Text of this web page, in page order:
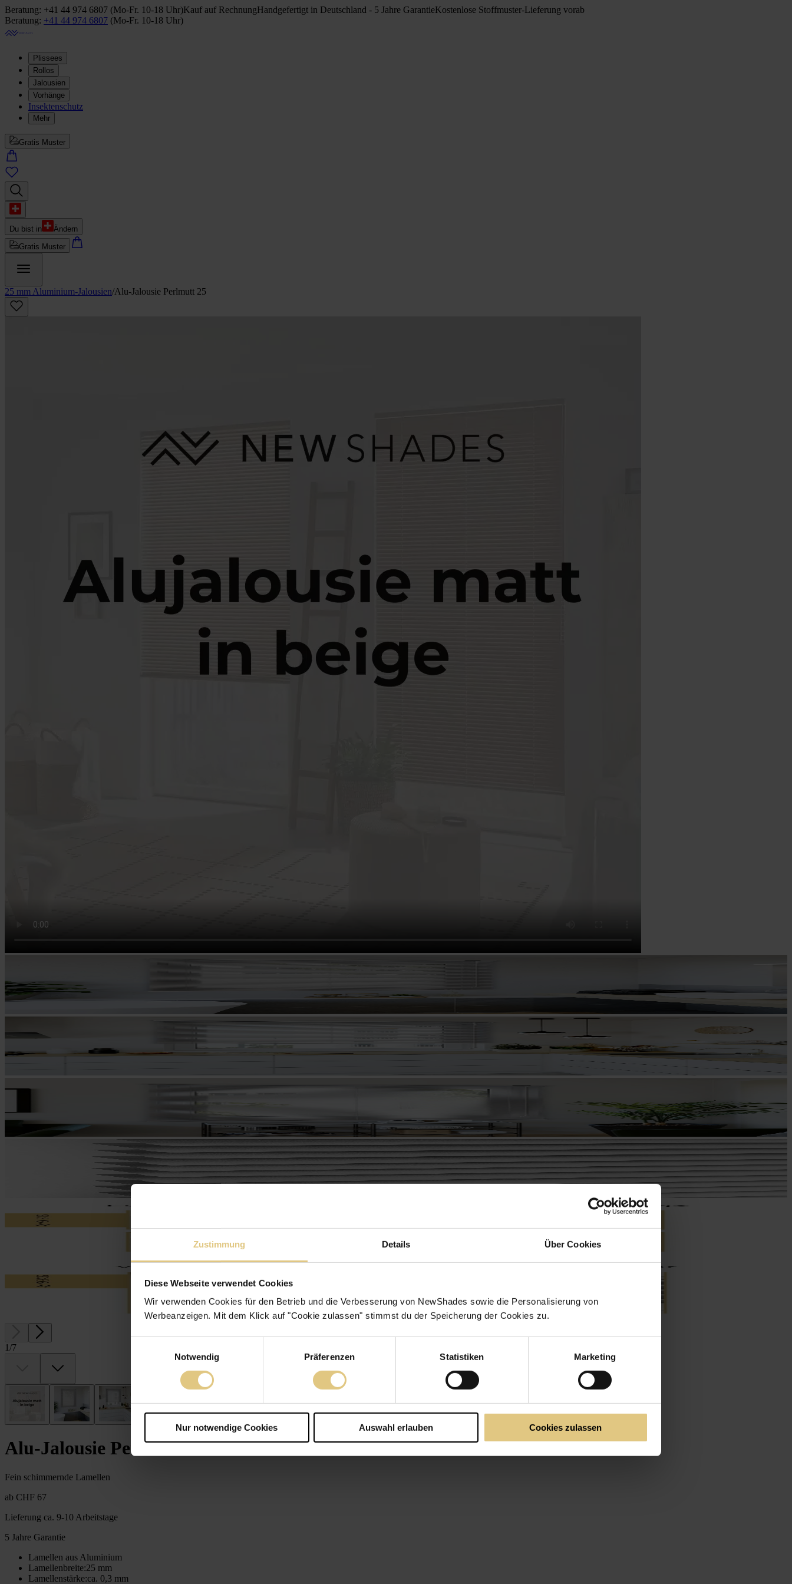
Zustimmung Details Über Cookies
Diese Webseite verwendet Cookies
Wir verwenden Cookies für den Betrieb und die Verbesserung von NewShades sowie die Personalisierung von
Werbeanzeigen. Mit dem Klick auf "Cookie zulassen" stimmst du der Speicherung der Cookies zu.
Notwendig
Präferenzen Statistiken Marketing
Nur notwendige Cookies Auswahl erlauben Cookies zulassen
Beratung: +41 44 974 6807 (Mo-Fr. 10-18 Uhr)Kauf auf RechnungHandgefertigt in Deutschland - 5 Jahre GarantieKostenlose Stoffmuster-Lieferung vorab
Beratung: +41 44 974 6807 (Mo-Fr. 10-18 Uhr)
Plissees
Rollos
Jalousien
Vorhänge
Insektenschutz
Mehr
Gratis Muster
Du bist in
Ändern
Gratis Muster
25 mm Aluminium-Jalousien/Alu-Jalousie Perlmutt 25
1/7
Alu-Jalousie Perlmutt 25 silber
Fein schimmernde Lamellen
ab CHF 67
Lieferung ca. 9-10 Arbeitstage
5 Jahre Garantie
Lamellen aus Aluminium
Lamellenbreite:25 mm
Lamellenstärke:ca. 0,3 mm